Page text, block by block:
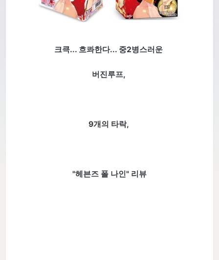
크큭... 흐콰한다... 중2병스러운
버진루프,
9개의 타락,
"헤븐즈 폴 나인" 리뷰